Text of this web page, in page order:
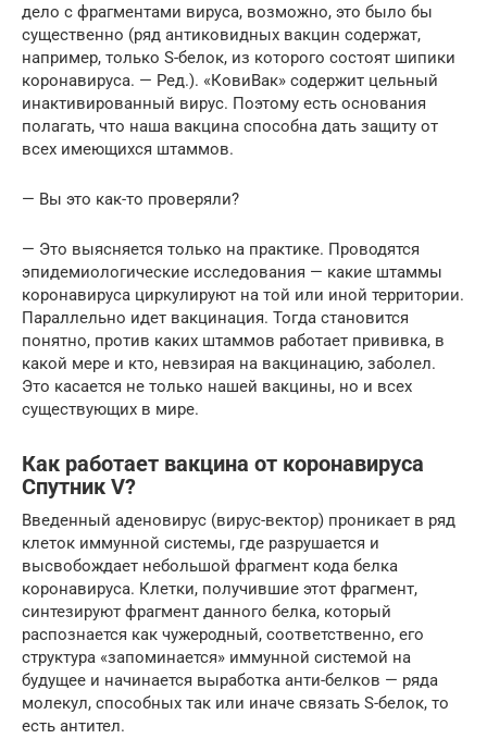
дело с фрагментами вируса, возможно, это было бы
существенно (ряд антиковидных вакцин содержат,
например, только S-белок, из которого состоят шипики
коронавируса. — Ред.). «КовиВак» содержит цельный
инактивированный вирус. Поэтому есть основания
полагать, что наша вакцина способна дать защиту от
всех имеющихся штаммов.
— Вы это как-то проверяли?
— Это выясняется только на практике. Проводятся
эпидемиологические исследования — какие штаммы
коронавируса циркулируют на той или иной территории.
Параллельно идет вакцинация. Тогда становится
понятно, против каких штаммов работает прививка, в
какой мере и кто, невзирая на вакцинацию, заболел.
Это касается не только нашей вакцины, но и всех
существующих в мире.
Как работает вакцина от коронавируса
Спутник V?
Введенный аденовирус (вирус-вектор) проникает в ряд
клеток иммунной системы, где разрушается и
высвобождает небольшой фрагмент кода белка
коронавируса. Клетки, получившие этот фрагмент,
синтезируют фрагмент данного белка, который
распознается как чужеродный, соответственно, его
структура «запоминается» иммунной системой на
будущее и начинается выработка анти-белков — ряда
молекул, способных так или иначе связать S-белок, то
есть антител.